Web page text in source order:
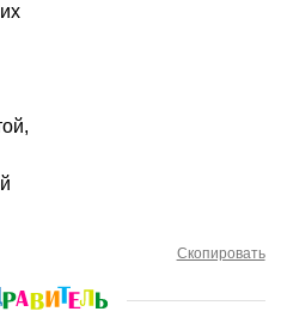
Скопировать